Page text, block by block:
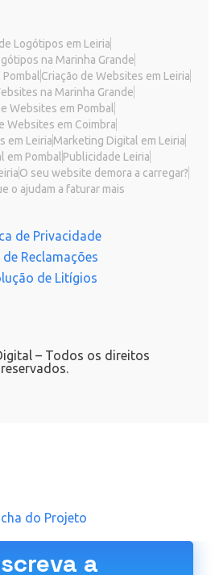
Logótipos em Leiria
na Marinha Grande
PombalCriação de Websites em Leiria
na Marinha Grande
Websites em Pombal
Websites em Coimbra
em LeiriaMarketing Digital em Leiria
em PombalPublicidade Leiria
O seu website demora a carregar?
o ajudam a faturar mais
de Privacidade
Reclamações
de Litígios
– Todos os direitos
reservados.
do Projeto
a